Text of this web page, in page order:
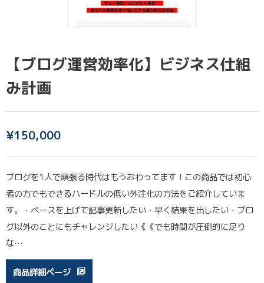
【ブログ運営効率化】ビジネス仕組
み計画
¥150,000
ブログを1人で頑張る時代はもうおわってます！この商品では初心
者の方でもできるハードルの低い外注化の方法をご紹介していま
す。・ペースを上げて記事更新したい・早く結果を出したい・ブロ
グ以外のことにもチャレンジしたい《《でも時間が圧倒的に足り
な…
商品詳細ページ